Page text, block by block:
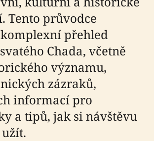
Tento průvodce
přehled
Chada, včetně
významu,
zázraků,
informací pro
a tipů, jak si návštěvu